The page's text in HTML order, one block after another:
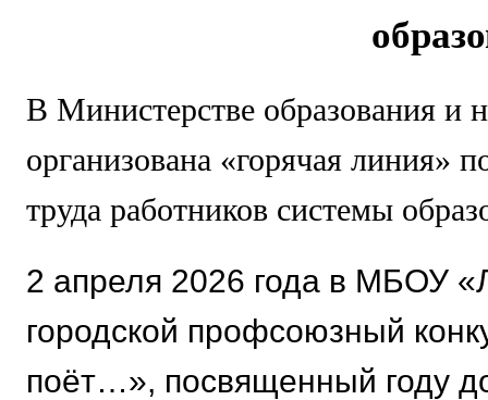
В Министерстве образования и
организована «горячая линия»
труда работников системы
2 апреля 2026 года в МБОУ
городской профсоюзный
поёт…», посвященный году